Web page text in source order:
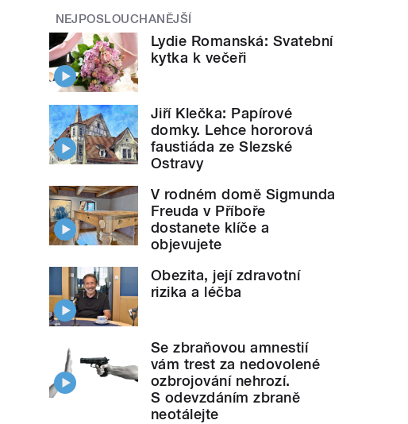
NEJPOSLOUCHANĚJŠÍ
Lydie Romanská: Svatební
kytka k večeři
Jiří Klečka: Papírové
domky. Lehce hororová
faustiáda ze Slezské
Ostravy
V rodném domě Sigmunda
Freuda v Příboře
dostanete klíče a
objevujete
Obezita, její zdravotní
rizika a léčba
Se zbraňovou amnestií
vám trest za nedovolené
ozbrojování nehrozí.
S odevzdáním zbraně
neotálejte